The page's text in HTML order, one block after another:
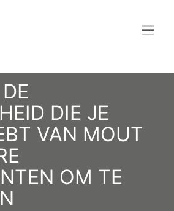
HOME
BROUWEN
BLOG
AANBOD
AGENDA
DIE JE
VAN MOUT
OM TE